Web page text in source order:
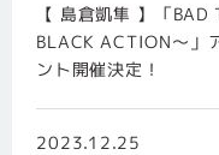
【 島倉凱隼 】「
BLACK ACTION〜」
ント開催決定！
2023.12.25